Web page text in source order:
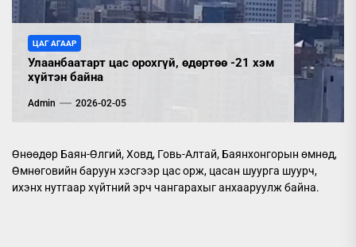
ЦАГ АГААР
Улаанбаатарт цас орохгүй, өдөртөө -21 хэм
хүйтэн байна
Admin 2026-02-05
Өнөөдөр Баян-Өлгий, Ховд, Говь-Алтай, Баянхонгорын өмнөд,
Өмнөговийн баруун хэсгээр цас орж, цасан шуурга шуурч,
ихэнх нутгаар хүйтний эрч чангарахыг анхааруулж байна.